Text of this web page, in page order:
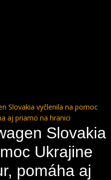
Slovakia vyčlenila na pomoc
aj priamo na hranici
Slovakia
Ukrajine
pomáha aj